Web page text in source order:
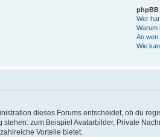
phpBB
Wer
Warum
An wen
Wie
dieses Forums entscheidet, ob du
zum Beispiel Avatarbilder, Private
Vorteile bietet.